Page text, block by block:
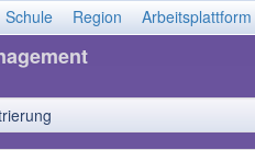
Schule Region Arbeitsplattform